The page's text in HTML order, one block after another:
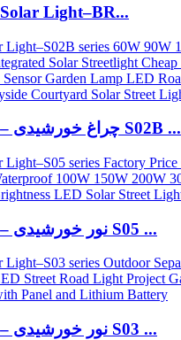
سری Solar Light–BR...
چراغ خورشیدی – سری S02B ...
نور خورشیدی – سری S05 ...
نور خورشیدی – سری S03 ...